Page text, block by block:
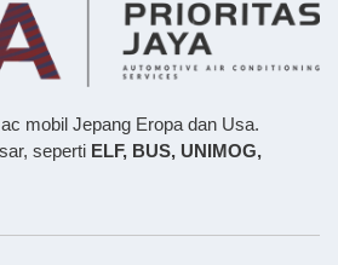
ac mobil Jepang Eropa dan Usa.
seperti ELF, BUS, UNIMOG,